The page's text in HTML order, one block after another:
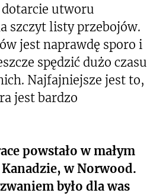
utworu
szczyt listy przebojów.
jest naprawdę sporo i
spędzić dużo czasu
Najfajniejsze jest to,
jest bardzo
powstało w małym
w Norwood.
było dla was